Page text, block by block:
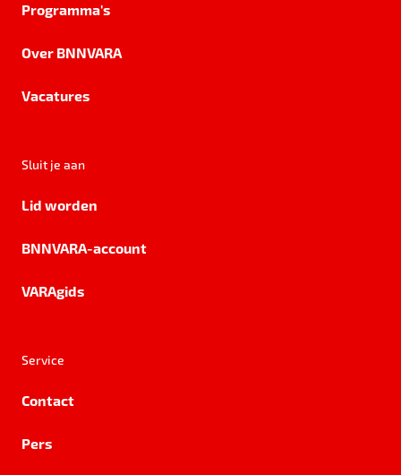
Programma's
Over BNNVARA
Vacatures
Sluit je aan
Lid worden
BNNVARA-account
VARAgids
Service
Contact
Pers